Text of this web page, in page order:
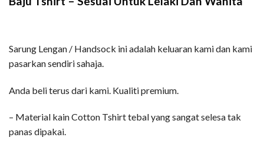
Sarung Lengan / Handsock ini adalah keluaran kami dan kami
pasarkan sendiri sahaja.
Anda beli terus dari kami. Kualiti premium.
– Material kain Cotton Tshirt tebal yang sangat selesa tak
panas dipakai.